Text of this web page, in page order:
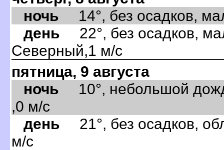
ночь 14°, без осадков,
день 22°, без осадков,
Северный,1 м/с
пятница, 9 августа
ночь 10°, небольшой
,0 м/с
день 21°, без осадков,
м/с